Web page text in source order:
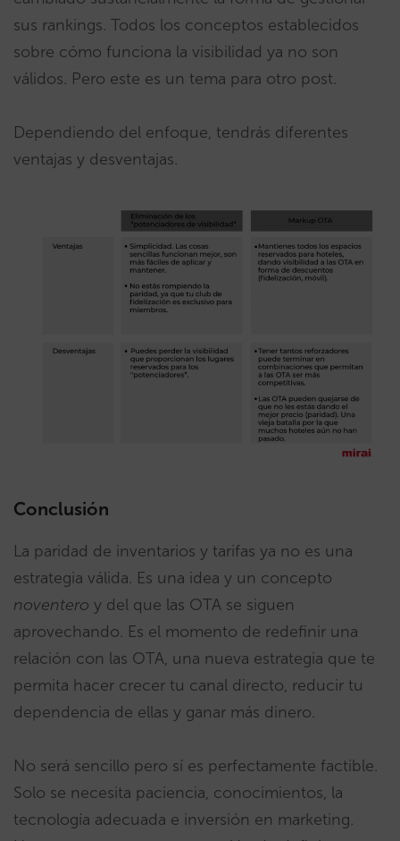
sus rankings. Todos los conceptos establecidos
sobre cómo funciona la visibilidad ya no son
válidos. Pero este es un tema para otro post.
Dependiendo del enfoque, tendrás diferentes
ventajas y desventajas.
Conclusión
La paridad de inventarios y tarifas ya no es una
estrategia válida. Es una idea y un concepto
noventero y del que las OTA se siguen
aprovechando. Es el momento de redefinir una
relación con las OTA, una nueva estrategia que te
permita hacer crecer tu canal directo, reducir tu
dependencia de ellas y ganar más dinero.
No será sencillo pero sí es perfectamente factible.
Solo se necesita paciencia, conocimientos, la
tecnología adecuada e inversión en marketing.